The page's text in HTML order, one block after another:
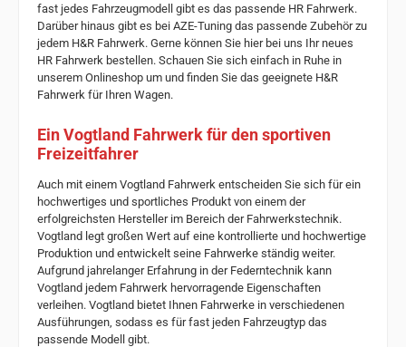
fast jedes Fahrzeugmodell gibt es das passende HR Fahrwerk.
Darüber hinaus gibt es bei AZE-Tuning das passende Zubehör zu
jedem H&R Fahrwerk. Gerne können Sie hier bei uns Ihr neues
HR Fahrwerk bestellen. Schauen Sie sich einfach in Ruhe in
unserem Onlineshop um und finden Sie das geeignete H&R
Fahrwerk für Ihren Wagen.
Ein Vogtland Fahrwerk für den sportiven
Freizeitfahrer
Auch mit einem Vogtland Fahrwerk entscheiden Sie sich für ein
hochwertiges und sportliches Produkt von einem der
erfolgreichsten Hersteller im Bereich der Fahrwerkstechnik.
Vogtland legt großen Wert auf eine kontrollierte und hochwertige
Produktion und entwickelt seine Fahrwerke ständig weiter.
Aufgrund jahrelanger Erfahrung in der Federntechnik kann
Vogtland jedem Fahrwerk hervorragende Eigenschaften
verleihen. Vogtland bietet Ihnen Fahrwerke in verschiedenen
Ausführungen, sodass es für fast jeden Fahrzeugtyp das
passende Modell gibt.